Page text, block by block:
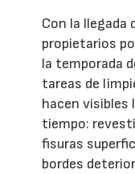
Con la llegada
propietarios
la temporada
tareas de
hacen visibles
tiempo:
fisuras
bordes